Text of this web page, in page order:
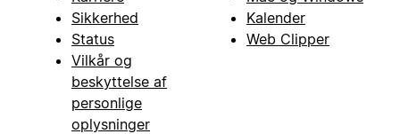
Sikkerhed
Status
Vilkår og
beskyttelse af
personlige
oplysninger
Kalender
Web Clipper